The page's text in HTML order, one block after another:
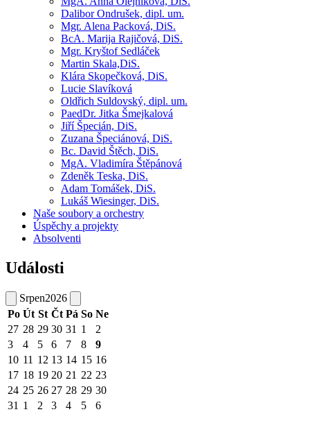
Dalibor Ondrušek, dipl. um.
Mgr. Alena Packová, DiS.
BcA. Marija Rajičová, DiS.
Mgr. Kryštof Sedláček
Martin Skala,DiS.
Klára Skopečková, DiS.
Lucie Slavíková
Oldřich Suldovský, dipl. um.
PaedDr. Jitka Šmejkalová
Jiří Špecián, DiS.
Zuzana Špeciánová, DiS.
Bc. David Štěch, DiS.
MgA. Vladimíra Štěpánová
Zdeněk Teska, DiS.
Adam Tomášek, DiS.
Lukáš Wiesinger, DiS.
Naše soubory a orchestry
Úspěchy a projekty
Absolventi
Události
Srpen2026
Po Út St Čt Pá So Ne
27 28 29 30 31 1
2
3
4 5 6 7 8
9
10 11 12 13 14 15 16
17 18 19 20 21 22 23
24 25 26 27 28 29 30
31 1 2 3 4 5 6